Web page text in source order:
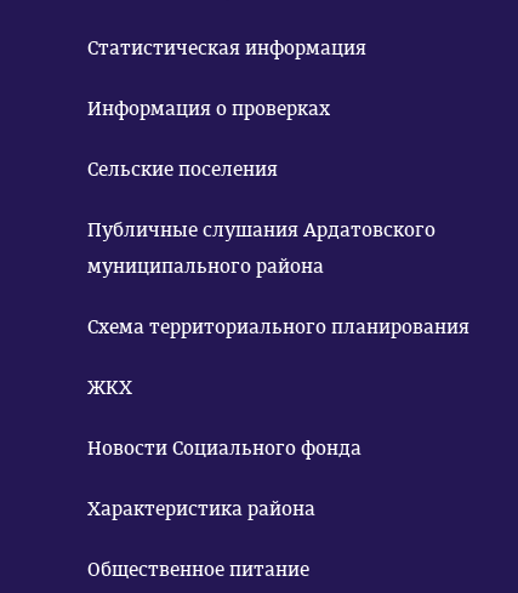
Статистическая информация
Информация о проверках
Сельские поселения
Публичные слушания Ардатовского
муниципального района
Схема территориального планирования
ЖКХ
Новости Социального фонда
Характеристика района
Общественное питание